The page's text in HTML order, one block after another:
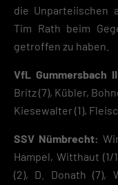
die Unparteiischen
Tim Rath beim
getroffen zu haben.
VfL Gummersbach
Britz (7), Kübler,
Kiesewalter (1),
SSV Nümbrecht:
Hampel, Witthaut (1/
(2), D. Donath (7),